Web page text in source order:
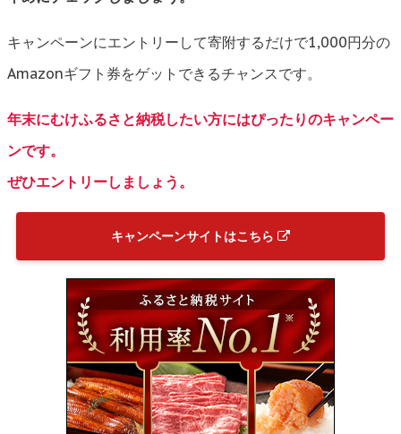
キャンペーンにエントリーして寄附するだけで1,000円分の
Amazonギフト券をゲットできるチャンスです。
年末にむけふるさと納税したい方にはぴったりのキャンペー
ンです。
ぜひエントリーしましょう。
キャンペーンサイトはこちら